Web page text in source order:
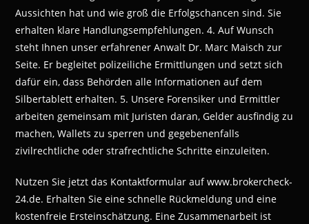
Aussichten hat und wie groß die Erfolgschancen sind. Sie
erhalten klare Handlungsempfehlungen. 4. Auf Wunsch
steht Ihnen unser erfahrener Anwalt Dr. Marc Maisch zur
Seite. Er begleitet polizeiliche Ermittlungen und setzt sich
dafür ein, dass Behörden alle Informationen auf dem
Silbertablett erhalten. 5. Unsere Forensiker und Ermittler
arbeiten gemeinsam mit Juristen daran, Gelder ausfindig zu
machen, Wallets zu sperren und gegebenenfalls
zivilrechtliche oder strafrechtliche Schritte einzuleiten.
Nutzen Sie jetzt das Kontaktformular auf www.brokercheck-
24.de. Erhalten Sie eine schnelle Rückmeldung und eine
kostenfreie Ersteinschätzung. Eine Zusammenarbeit ist